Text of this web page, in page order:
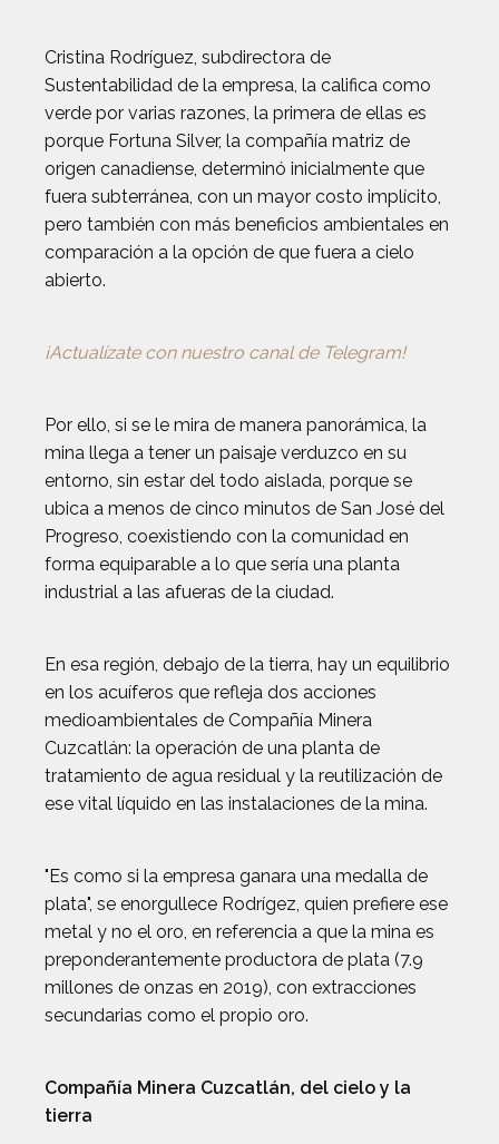
Cristina Rodríguez, subdirectora de
Sustentabilidad de la empresa, la califica como
verde por varias razones, la primera de ellas es
porque Fortuna Silver, la compañía matriz de
origen canadiense, determinó inicialmente que
fuera subterránea, con un mayor costo implícito,
pero también con más beneficios ambientales en
comparación a la opción de que fuera a cielo
abierto.
¡Actualízate con nuestro canal de Telegram!
Por ello, si se le mira de manera panorámica, la
mina llega a tener un paisaje verduzco en su
entorno, sin estar del todo aislada, porque se
ubica a menos de cinco minutos de San José del
Progreso, coexistiendo con la comunidad en
forma equiparable a lo que sería una planta
industrial a las afueras de la ciudad.
En esa región, debajo de la tierra, hay un equilibrio
en los acuíferos que refleja dos acciones
medioambientales de Compañía Minera
Cuzcatlán: la operación de una planta de
tratamiento de agua residual y la reutilización de
ese vital líquido en las instalaciones de la mina.
"Es como si la empresa ganara una medalla de
plata", se enorgullece Rodrígez, quien prefiere ese
metal y no el oro, en referencia a que la mina es
preponderantemente productora de plata (7.9
millones de onzas en 2019), con extracciones
secundarias como el propio oro.
Compañía Minera Cuzcatlán, del cielo y la
tierra